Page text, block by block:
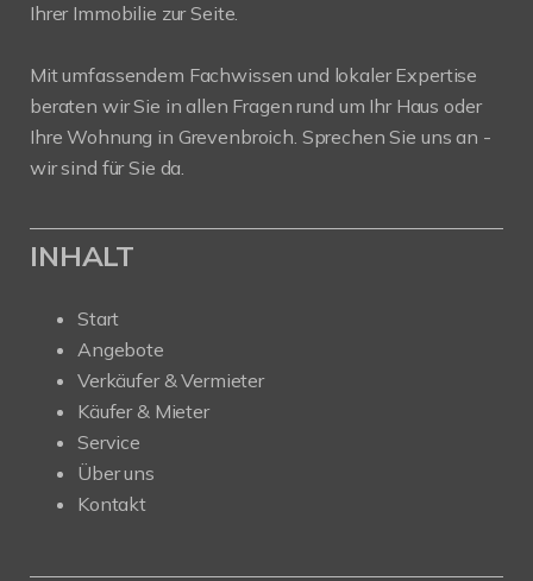
Ihrer Immobilie zur Seite.
Mit umfassendem Fachwissen und lokaler Expertise
beraten wir Sie in allen Fragen rund um Ihr Haus oder
Ihre Wohnung in Grevenbroich. Sprechen Sie uns an -
wir sind für Sie da.
INHALT
Start
Angebote
Verkäufer & Vermieter
Käufer & Mieter
Service
Über uns
Kontakt